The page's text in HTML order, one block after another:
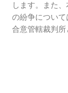
します。また
の紛争につい
合意管轄裁判所